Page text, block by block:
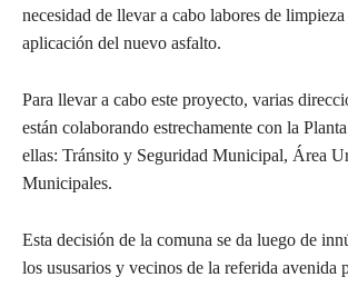
necesidad de llevar a cabo labores de
aplicación del nuevo asfalto.
Para llevar a cabo este proyecto, varias
están colaborando estrechamente con la
ellas: Tránsito y Seguridad Municipal, Área
Municipales.
Esta decisión de la comuna se da luego de
los ususarios y vecinos de la referida avenida